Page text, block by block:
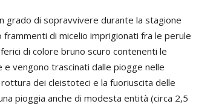
grado di sopravvivere durante la stagione
di micelio imprigionati fra le perule
di colore bruno scuro contenenti le
vengono trascinati dalle piogge nelle
dei cleistoteci e la fuoriuscita delle
pioggia anche di modesta entità (circa 2,5